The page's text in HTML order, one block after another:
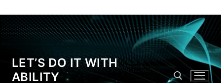
LET’S DO IT WITH
ABILITY